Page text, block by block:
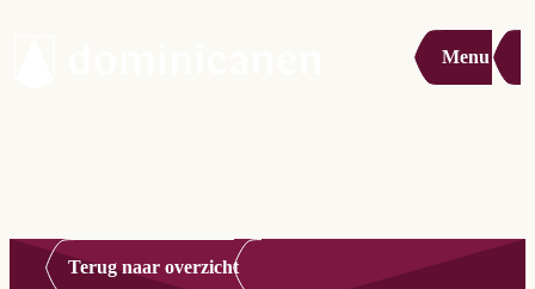
Menu
Terug naar overzicht